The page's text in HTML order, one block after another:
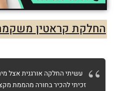
החלקת קראטין
עשיתי החלקה אורגנית אצל
זכיתי להכיר בחורה מהממת